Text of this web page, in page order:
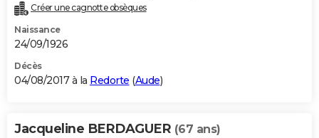
Créer une cagnotte obsèques
Naissance
24/09/1926
Décès
04/08/2017 à la Redorte (Aude)
Jacqueline BERDAGUER (67 ans)